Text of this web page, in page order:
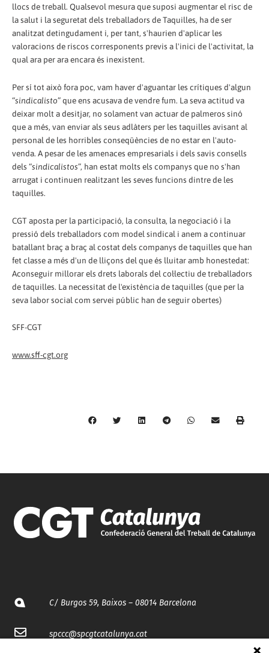
llocs de treball. Qualsevol mesura que suposi augmentar el risc de
la salut i la seguretat dels treballadors de Taquilles, ha de ser
analitzat detingudament i, per tant, s'haurien d'aplicar les
valoracions de riscos corresponents previs a l'inici de l'activitat, la
qual ara per ara encara és inexistent.
Per sí tot això fora poc, vam haver d'aguantar les crítiques d'algun
“sindicalisto” que ens acusava de vendre fum. La seva actitud va
deixar molt a desitjar, no solament van actuar de palmeros sinó
que a més, van enviar als seus adlàters per les taquilles avisant al
personal de les horribles conseqüències de no estar en l'auto-
venda. A pesar de les amenaces empresarials i dels savis consells
dels “sindicalistos”, han estat molts els companys que no s'han
arrugat i continuen realitzant les seves funcions dintre de les
taquilles.
CGT aposta per la participació, la consulta, la negociació i la
pressió dels treballadors com model sindical i anem a continuar
batallant braç a braç al costat dels companys de taquilles que han
fet classe a més d'un de lliçons del que és lluitar amb honestedat:
Aconseguir millorar els drets laborals del col·lectiu de treballadors
de taquilles. La necessitat de l'existència de taquilles (que per la
seva labor social com servei públic han de seguir obertes)
SFF-CGT
www.sff-cgt.org
C/ Burgos 59, Baixos – 08014 Barcelona
spccc@spcgtcatalunya.cat